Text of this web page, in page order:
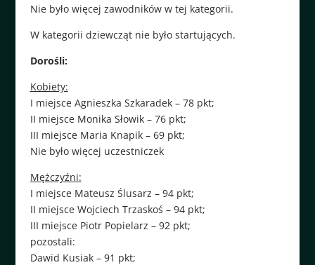
Nie było więcej zawodników w tej kategorii.
W kategorii dziewcząt nie było startujących.
Dorośli:
Kobiety:
I miejsce Agnieszka Szkaradek – 78 pkt;
II miejsce Monika Słowik – 76 pkt;
III miejsce Maria Knapik – 69 pkt;
Nie było więcej uczestniczek
Mężczyźni:
I miejsce Mateusz Ślusarz – 94 pkt;
II miejsce Wojciech Trzaskoś – 94 pkt;
III miejsce Piotr Popielarz – 92 pkt;
pozostali:
Dawid Kusiak – 91 pkt;